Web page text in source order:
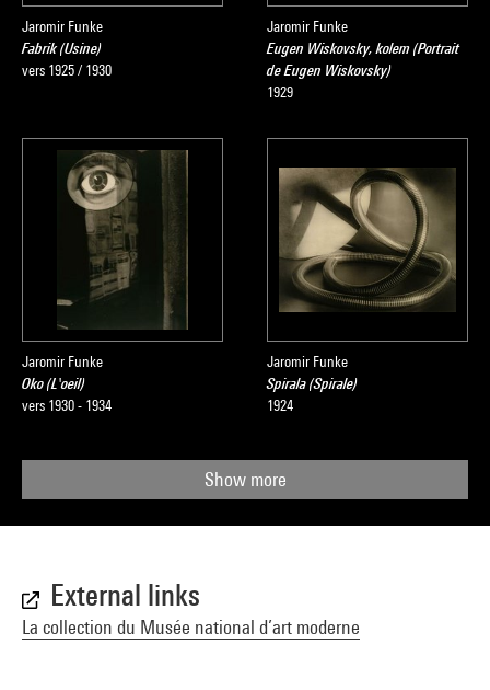
Jaromir Funke
Fabrik (Usine)
vers 1925 / 1930
Jaromir Funke
Eugen Wiskovsky, kolem (Portrait
de Eugen Wiskovsky)
1929
Jaromir Funke
Oko (L'oeil)
vers 1930 - 1934
Jaromir Funke
Spirala (Spirale)
1924
Show more
External links
La collection du Musée national d’art moderne